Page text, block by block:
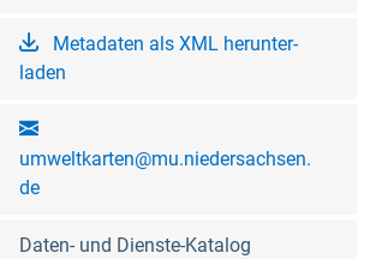
Metadaten als XML herunter­
laden
umweltkarten@mu.niedersachsen.
de
Daten- und Dienste-Katalog